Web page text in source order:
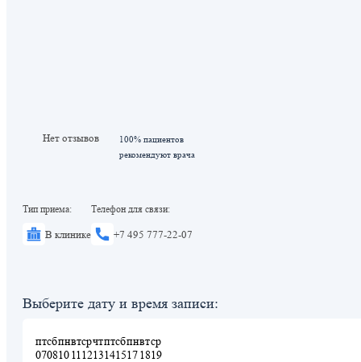
Нет отзывов
100% пациентов
рекомендуют врача
Тип приема:
В клинике
Телефон для связи:
+7 495 777-22-07
Выберите дату и время записи:
пт
07
сб
08
пн
10
вт
11
ср
12
чт
13
пт
14
сб
15
пн
17
вт
18
ср
19